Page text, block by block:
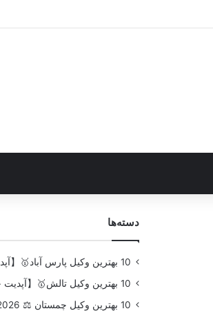
دسته‌ها
10 بهترین وکیل پارس آباد🥇【آپدیت جدید】⚖️
10 بهترین وکیل تالش🥇【آپدیت جدید】⚖️
10 بهترین وکیل چمستان ⚖️ update 2026